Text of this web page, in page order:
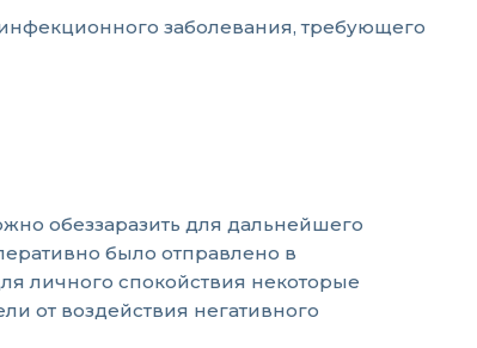
заболевания, требующего
обеззаразить для дальнейшего
было отправлено в
личного спокойствия некоторые
от воздействия негативного